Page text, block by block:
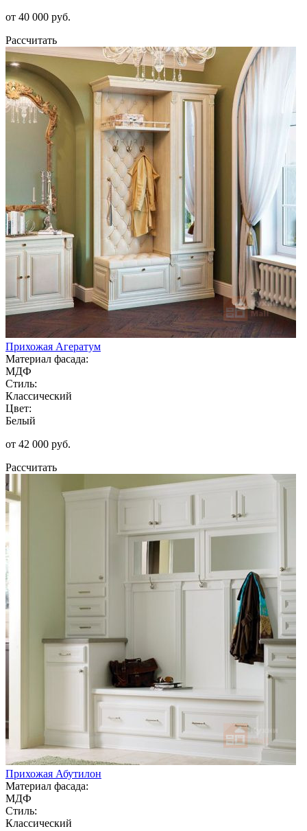
от 40 000 руб.
Рассчитать
Прихожая Агератум
Материал фасада:
МДФ
Стиль:
Классический
Цвет:
Белый
от 42 000 руб.
Рассчитать
Прихожая Абутилон
Материал фасада:
МДФ
Стиль:
Классический